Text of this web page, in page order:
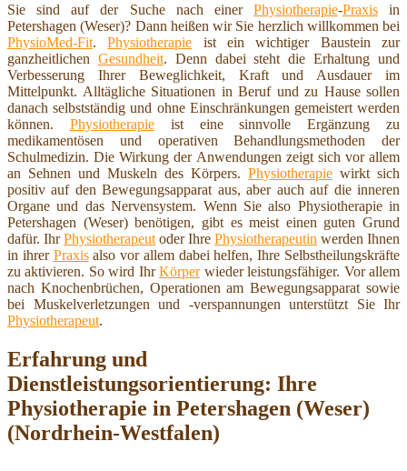
Sie sind auf der Suche nach einer Physiotherapie-Praxisin
Petershagen (Weser)? Dann heißen wir Sie herzlich willkommen bei
PhysioMed-Fit.Physiotherapie ist ein wichtiger Baustein zur
ganzheitlichen Gesundheit. Denn dabei steht die Erhaltung und
Verbesserung Ihrer Beweglichkeit, Kraft und Ausdauer im
Mittelpunkt. Alltägliche Situationen in Beruf und zu Hause sollen
danach selbstständig und ohne Einschränkungen gemeistert werden
können. Physiotherapieist eine sinnvolle Ergänzung zu
medikamentösen und operativen Behandlungsmethoden der
Schulmedizin. Die Wirkung der Anwendungen zeigt sich vor allem
an Sehnen und Muskeln des Körpers. Physiotherapie wirkt sich
positiv auf den Bewegungsapparat aus, aber auch auf die inneren
Organe und das Nervensystem. Wenn Sie also Physiotherapie in
Petershagen (Weser) benötigen, gibt es meist einen guten Grund
dafür. IhrPhysiotherapeut oder Ihre Physiotherapeutin werden Ihnen
in ihrer Praxisalso vor allem dabei helfen, Ihre Selbstheilungskräfte
zu aktivieren. So wird IhrKörperwieder leistungsfähiger. Vor allem
nach Knochenbrüchen, Operationen am Bewegungsapparat sowie
bei Muskelverletzungen und -verspannungen unterstützt Sie Ihr
Physiotherapeut.
Erfahrung und
Dienstleistungsorientierung: Ihre
Physiotherapie in Petershagen (Weser)
(Nordrhein-Westfalen)